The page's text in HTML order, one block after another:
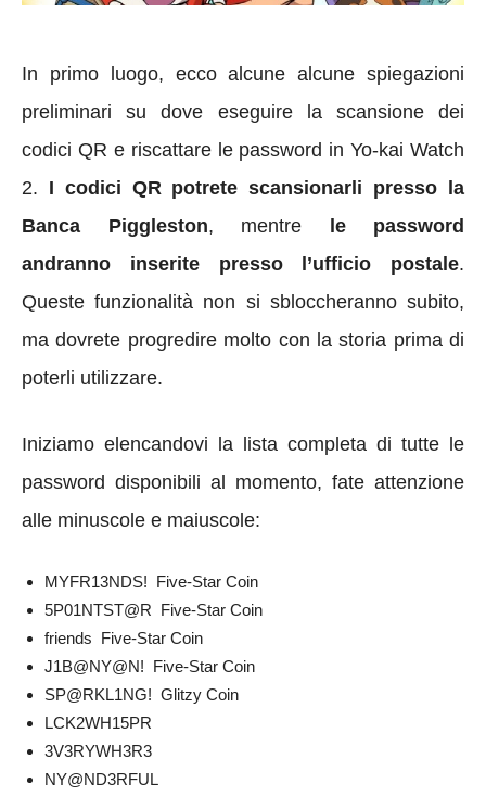
In primo luogo, ecco alcune alcune spiegazioni
preliminari su dove eseguire la scansione dei
codici QR e riscattare le password in Yo-kai Watch
2. I codici QR potrete scansionarli presso la
Banca Piggleston, mentre le password
andranno inserite presso l’ufficio postale.
Queste funzionalità non si sbloccheranno subito,
ma dovrete progredire molto con la storia prima di
poterli utilizzare.
Iniziamo elencandovi la lista completa di tutte le
password disponibili al momento, fate attenzione
alle minuscole e maiuscole:
MYFR13NDS! Five-Star Coin
5P01NTST@R Five-Star Coin
friends Five-Star Coin
J1B@NY@N! Five-Star Coin
SP@RKL1NG! Glitzy Coin
LCK2WH15PR
3V3RYWH3R3
NY@ND3RFUL